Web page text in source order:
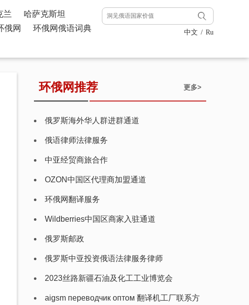
兰
哈萨克斯坦
俄网
环俄网俄语词典
中文 / Ru
更多>
环俄网推荐
俄罗斯海外华人群进群通道
俄语律师法律服务
中亚经贸商旅合作
OZON中国区代理商加盟通道
环俄网翻译服务
Wildberries中国区商家入驻通道
俄罗斯邮政
俄罗斯中亚投资俄语法律服务律师
2023丝路新疆石油及化工工业博览会
aigsm переводчик оптом 翻译机工厂联系方